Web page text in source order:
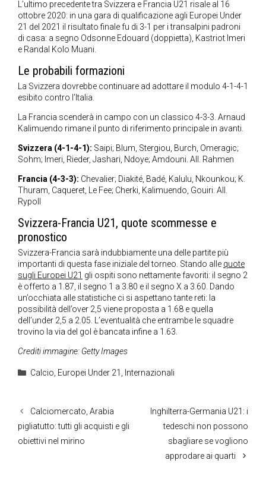
L’ultimo precedente tra Svizzera e Francia U21 risale al 16
ottobre 2020: in una gara di qualificazione agli Europei Under
21 del 2021 il risultato finale fu di 3-1 per i transalpini padroni
di casa: a segno Odsonne Edouard (doppietta), Kastriot Imeri
e Randal Kolo Muani.
Le probabili formazioni
La Svizzera dovrebbe continuare ad adottare il modulo 4-1-4-1
esibito contro l’Italia.
La Francia scenderà in campo con un classico 4-3-3. Arnaud
Kalimuendo rimane il punto di riferimento principale in avanti.
Svizzera (4-1-4-1): Saipi; Blum, Stergiou, Burch, Omeragic;
Sohm; Imeri, Rieder, Jashari, Ndoye; Amdouni. All. Rahmen
Francia (4-3-3): Chevalier; Diakité, Badé, Kalulu, Nkounkou; K.
Thuram, Caqueret, Le Fee; Cherki, Kalimuendo, Gouiri. All.
Rypoll
Svizzera-Francia U21, quote scommesse e
pronostico
Svizzera-Francia sarà indubbiamente una delle partite più
importanti di questa fase iniziale del torneo. Stando alle quote
sugli Europei U21 gli ospiti sono nettamente favoriti: il segno 2
è offerto a 1.87, il segno 1 a 3.80 e il segno X a 3.60. Dando
un’occhiata alle statistiche ci si aspettano tante reti: la
possibilità dell’over 2,5 viene proposta a 1.68 e quella
dell’under 2,5 a 2.05. L’eventualità che entrambe le squadre
trovino la via del gol è bancata infine a 1.63.
Crediti immagine: Getty Images
Categorie
Calcio, Europei Under 21 , Internazionali
Calciomercato, Arabia
pigliatutto: tutti gli acquisti e gli
obiettivi nel mirino
Inghilterra-Germania U21: i
tedeschi non possono
sbagliare se vogliono
approdare ai quarti